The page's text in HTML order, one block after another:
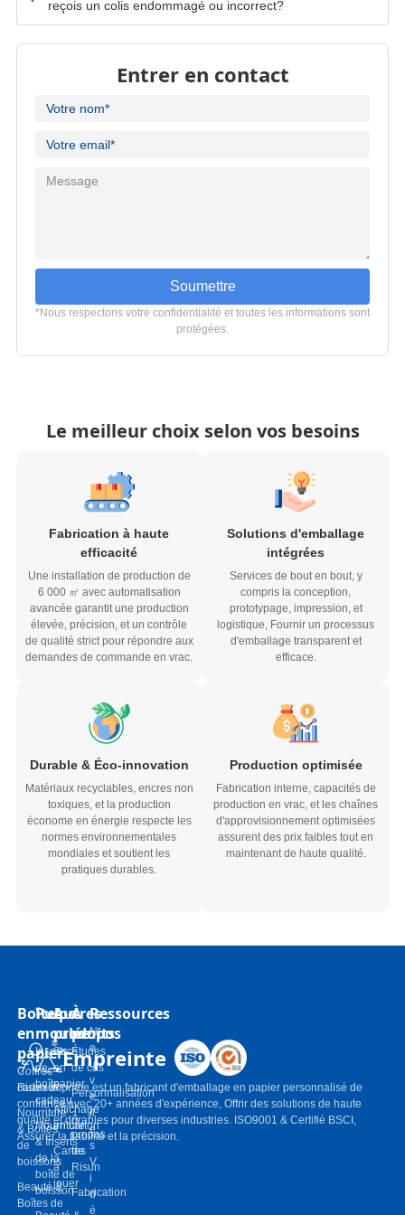
Entrer en contact
Soumettre
*Nous respectons votre confidentialité et toutes les informations sont
protégées.
Le meilleur choix selon vos besoins
Fabrication à haute
efficacité
Une installation de production de
6 000 ㎡ avec automatisation
avancée garantit une production
élevée, précision, et un contrôle
de qualité strict pour répondre aux
demandes de commande en vrac.
Solutions d'emballage
intégrées
Services de bout en bout, y
compris la conception,
prototypage, impression, et
logistique, Fournir un processus
d'emballage transparent et
efficace.
Durable & Éco-innovation
Matériaux recyclables, encres non
toxiques, et la production
économe en énergie respecte les
normes environnementales
mondiales et soutient les
pratiques durables.
Production optimisée
Fabrication interne, capacités de
production en vrac, et les chaînes
d'approvisionnement optimisées
assurent des prix faibles tout en
maintenant de haute qualité.
Boîtes
en
papier
Coffres-
cadeaux
Nourriture
& Boîtes
de
boissons
Beauté &
Boîtes de
Pulpe
moulée
Inserts
de
boîte-
cadeau
Nourriture
& Inserts
de la
boîte de
boisson
Beauté &
Autres
produits
Sacs
en
papier
Affichage
en carton
Cartes
à
jouer
À
propos
Études
de cas
Personnalisation
À
propos
de
Risun
Fabrication
Ressources
N
o
u
v
e
ll
e
s
V
i
d
é
Empreinte
Risun-imprime est un fabricant d'emballage en papier personnalisé de
confiance avec 20+ années d'expérience, Offrir des solutions de haute
qualité et durables pour diverses industries. ISO9001 & Certifié BSCI,
Assurer la fiabilité et la précision.